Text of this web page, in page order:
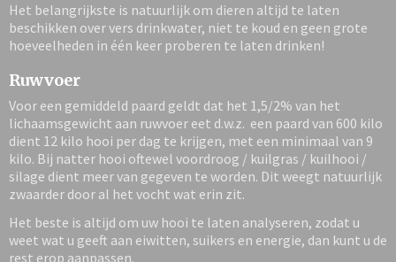
Het belangrijkste is natuurlijk om dieren altijd te laten
beschikken over vers drinkwater, niet te koud en geen grote
hoeveelheden in één keer proberen te laten drinken!
Ruwvoer
Voor een gemiddeld paard geldt dat het 1,5/2% van het
lichaamsgewicht aan ruwvoer eet d.w.z. een paard van 600 kilo
dient 12 kilo hooi per dag te krijgen, met een minimaal van 9
kilo. Bij natter hooi oftewel voordroog / kuilgras / kuilhooi /
silage dient meer van gegeven te worden. Dit weegt natuurlijk
zwaarder door al het vocht wat erin zit.
Het beste is altijd om uw hooi te laten analyseren, zodat u
weet wat u geeft aan eiwitten, suikers en energie, dan kunt u de
rest erop aanpassen.